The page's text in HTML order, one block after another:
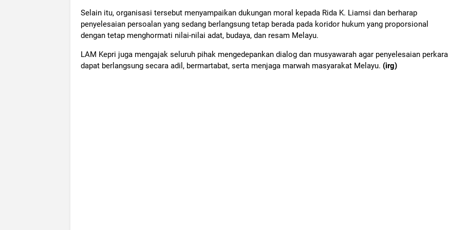
Selain itu, organisasi tersebut menyampaikan dukungan moral kepada Rida K. Liamsi dan berharap
penyelesaian persoalan yang sedang berlangsung tetap berada pada koridor hukum yang proporsional
dengan tetap menghormati nilai-nilai adat, budaya, dan resam Melayu.
LAM Kepri juga mengajak seluruh pihak mengedepankan dialog dan musyawarah agar penyelesaian perkara
dapat berlangsung secara adil, bermartabat, serta menjaga marwah masyarakat Melayu. (irg)